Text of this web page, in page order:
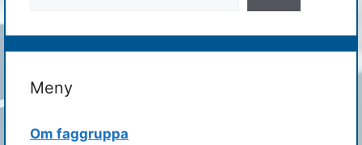
Meny
Om faggruppa